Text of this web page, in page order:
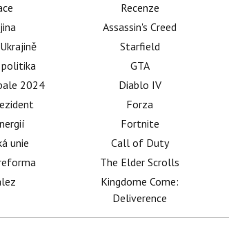
2024
unie
Recenze
Assassin's Creed
Starfield
GTA
Diablo IV
Forza
Fortnite
Call of Duty
The Elder Scrolls
Kingdome Come:
Deliverence